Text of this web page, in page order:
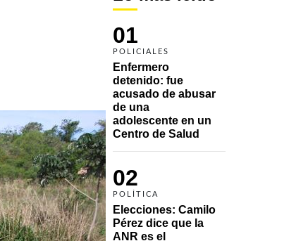
01
POLICIALES
Enfermero
detenido: fue
acusado de abusar
de una
adolescente en un
Centro de Salud
02
POLÍTICA
Elecciones: Camilo
Pérez dice que la
ANR es el